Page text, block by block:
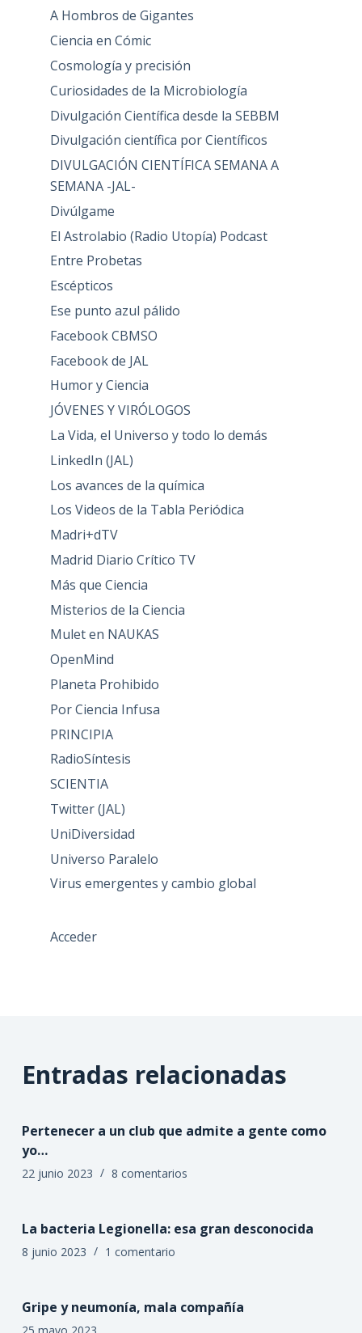
A Hombros de Gigantes
Ciencia en Cómic
Cosmología y precisión
Curiosidades de la Microbiología
Divulgación Científica desde la SEBBM
Divulgación científica por Científicos
DIVULGACIÓN CIENTÍFICA SEMANA A
SEMANA -JAL-
Divúlgame
El Astrolabio (Radio Utopía) Podcast
Entre Probetas
Escépticos
Ese punto azul pálido
Facebook CBMSO
Facebook de JAL
Humor y Ciencia
JÓVENES Y VIRÓLOGOS
La Vida, el Universo y todo lo demás
LinkedIn (JAL)
Los avances de la química
Los Videos de la Tabla Periódica
Madri+dTV
Madrid Diario Crítico TV
Más que Ciencia
Misterios de la Ciencia
Mulet en NAUKAS
OpenMind
Planeta Prohibido
Por Ciencia Infusa
PRINCIPIA
RadioSíntesis
SCIENTIA
Twitter (JAL)
UniDiversidad
Universo Paralelo
Virus emergentes y cambio global
Acceder
Entradas relacionadas
Pertenecer a un club que admite a gente como
yo…
22 junio 2023 8 comentarios
La bacteria Legionella: esa gran desconocida
8 junio 2023 1 comentario
Gripe y neumonía, mala compañía